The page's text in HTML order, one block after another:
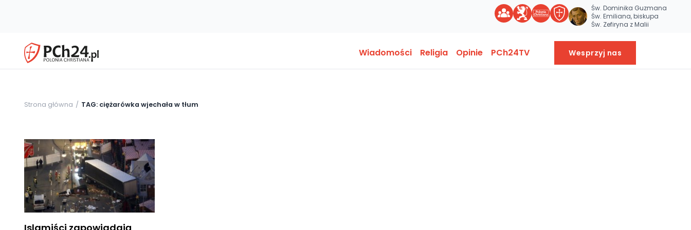
Św. Dominika Guzmana
Św. Emiliana, biskupa
Św. Zefiryna z Malii
Wiadomości Religia Opinie PCh24TV Wesprzyj nas
Strona główna TAG: ciężarówka wjechała w tłum